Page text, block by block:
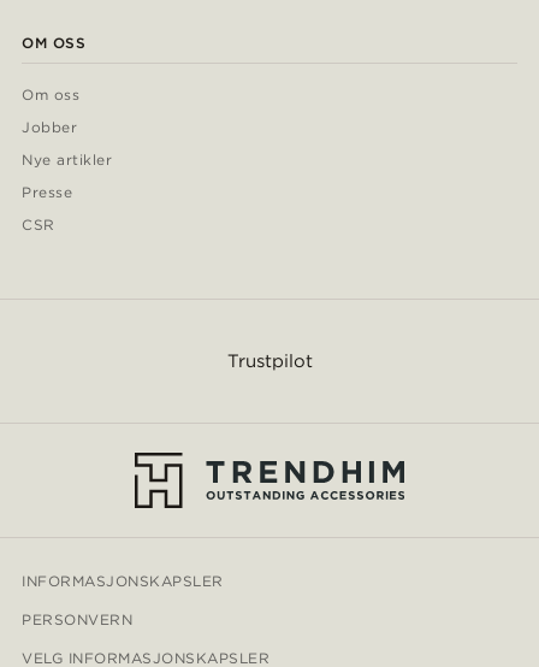
OM OSS
Om oss
Jobber
Nye artikler
Presse
CSR
Trustpilot
INFORMASJONSKAPSLER
PERSONVERN
VELG INFORMASJONSKAPSLER